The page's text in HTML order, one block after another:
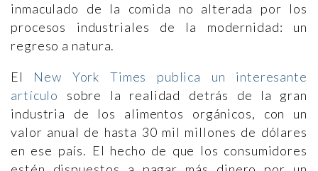
inmaculado de la comida no alterada por los
procesos industriales de la modernidad: un
regreso a natura.
El New York Times publica un interesante
artículo
sobre la realidad detrás de la gran
industria de los alimentos orgánicos, con un
valor anual de hasta 30 mil millones de dólares
en ese país. El hecho de que los consumidores